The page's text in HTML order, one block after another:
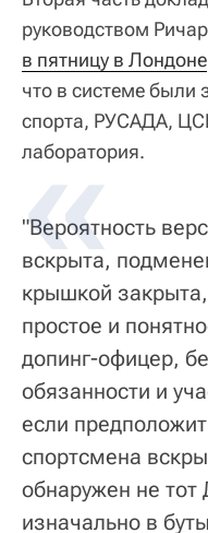
руководством
в пятницу в Лондоне
что в системе
спорта, РУСАДА,
лаборатория.
"Вероятность
вскрыта,
крышкой
простое и
допинг-офицер,
обязанности и
если
спортсмена
обнаружен не
изначально в